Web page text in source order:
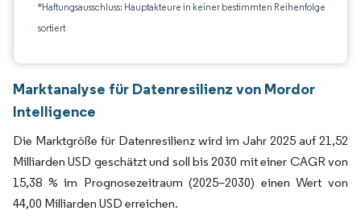
*Haftungsausschluss: Hauptakteure in keiner bestimmten Reihenfolge
sortiert
Marktanalyse für Datenresilienz von Mordor
Intelligence
Die Marktgröße für Datenresilienz wird im Jahr 2025 auf 21,52
Milliarden USD geschätzt und soll bis 2030 mit einer CAGR von
15,38 % im Prognosezeitraum (2025–2030) einen Wert von
44,00 Milliarden USD erreichen.